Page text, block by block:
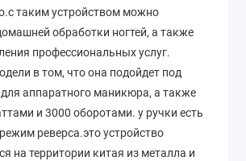
таким устройством можно
обработки ногтей, а также
профессиональных услуг.
в том, что она подойдет под
аппаратного маникюра, а также
и 3000 оборотами. у ручки есть
реверса.это устройство
на территории китая из металла и